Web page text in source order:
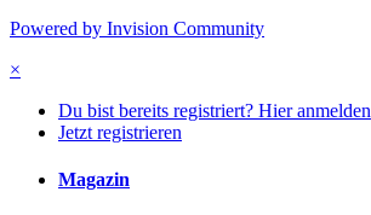
Powered by Invision Community
×
Du bist bereits registriert? Hier anmelden
Jetzt registrieren
Magazin